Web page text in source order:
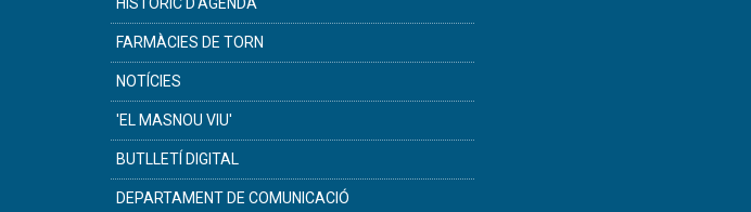
FARMÀCIES DE TORN
NOTÍCIES
'EL MASNOU VIU'
BUTLLETÍ DIGITAL
DEPARTAMENT DE COMUNICACIÓ